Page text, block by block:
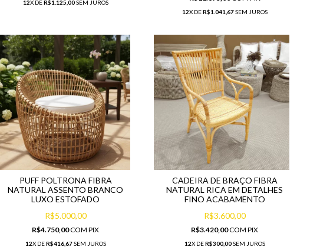
12X DER$1.125,00SEM JUROS
12X DER$1.041,67SEM JUROS
PUFF POLTRONA FIBRA
NATURAL ASSENTO BRANCO
LUXO ESTOFADO
R$5.000,00
R$4.750,00COM PIX
12X DER$416,67SEM JUROS
CADEIRA DE BRAÇO FIBRA
NATURAL RICA EM DETALHES
FINO ACABAMENTO
R$3.600,00
R$3.420,00COM PIX
12X DER$300,00SEM JUROS